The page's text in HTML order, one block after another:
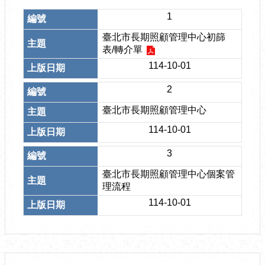
1
臺北市長期照顧管理中心初篩
表/轉介單
114-10-01
2
臺北市長期照顧管理中心
114-10-01
3
臺北市長期照顧管理中心個案管
理流程
114-10-01